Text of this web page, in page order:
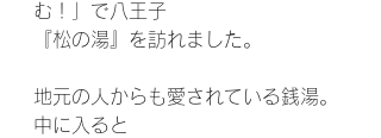
む！」で八王子
『松の湯』を訪れました。
地元の人からも愛されている銭湯。
中に入ると